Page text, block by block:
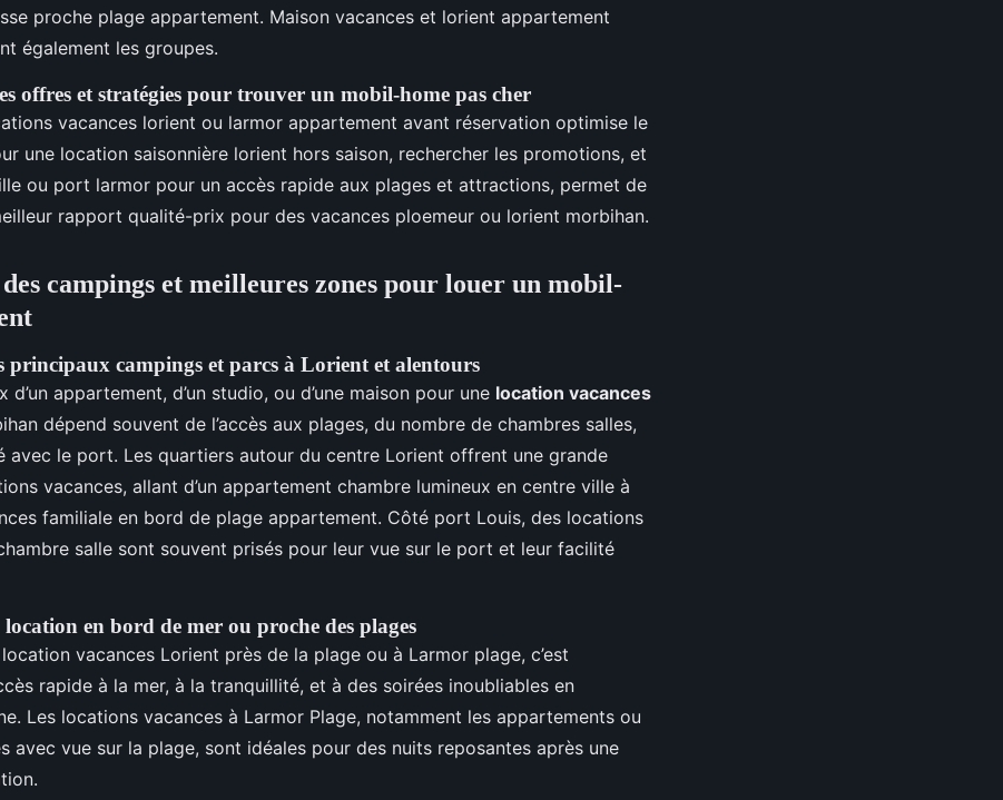
proche plage appartement. Maison vacances et lorient appartement
également les groupes.
offres et stratégies pour trouver un mobil-home pas cher
vacances lorient ou larmor appartement avant réservation optimise le
une location saisonnière lorient hors saison, rechercher les promotions, et
ou port larmor pour un accès rapide aux plages et attractions, permet de
rapport qualité-prix pour des vacances ploemeur ou lorient morbihan.
campings et meilleures zones pour louer un mobil-
principaux campings et parcs à Lorient et alentours
d’un appartement, d’un studio, ou d’une maison pour une location vacances
dépend souvent de l’accès aux plages, du nombre de chambres salles,
avec le port. Les quartiers autour du centre Lorient offrent une grande
vacances, allant d’un appartement chambre lumineux en centre ville à
familiale en bord de plage appartement. Côté port Louis, des locations
salle sont souvent prisés pour leur vue sur le port et leur facilité
en bord de mer ou proche des plages
vacances Lorient près de la plage ou à Larmor plage, c’est
rapide à la mer, à la tranquillité, et à des soirées inoubliables en
Les locations vacances à Larmor Plage, notamment les appartements ou
avec vue sur la plage, sont idéales pour des nuits reposantes après une